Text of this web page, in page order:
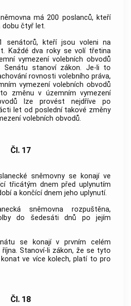
má 200 poslanců, kteří
dobu čtyř let.
senátorů, kteří jsou voleni na
Každé dva roky se volí třetina
vymezení volebních obvodů
Senátu stanoví zákon. Je-li to
rovnosti volebního práva,
vymezení volebních obvodů
změnu v územním vymezení
lze provést nejdříve po
let od poslední takové změny
volebních obvodů.
Čl. 17
sněmovny se konají ve
třicátým dnem před uplynutím
a končící dnem jeho uplynutí.
sněmovna rozpuštěna,
do šedesáti dnů po jejím
se konají v prvním celém
října. Stanoví-li zákon, že se tyto
ve více kolech, platí to pro
Čl. 18